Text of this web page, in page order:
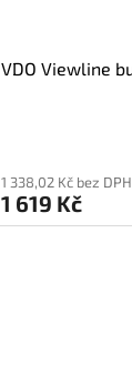
VDO Viewline
1 338,02 Kč bez DPH
1 619 Kč